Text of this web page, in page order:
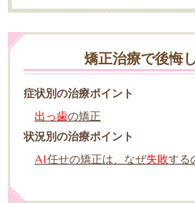
矯正治療で後悔
症状別の治療ポイント
出っ歯の矯正
状況別の治療ポイント
AI任せの矯正は、なぜ失敗する